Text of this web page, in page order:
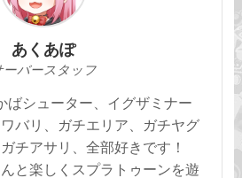
あくあぽ
ーバースタッフ
ばシューター、イグザミナー
バリ、ガチエリア、ガチヤグ
チアサリ、全部好きです！
と楽しくスプラトゥーンを遊